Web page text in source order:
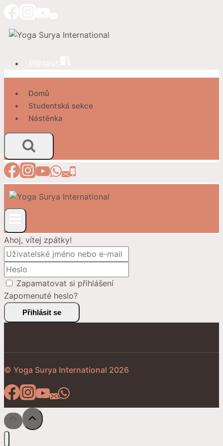
obsah
Domů
Studentská sekce
Nástěnka
Ahoj, vítej zpátky!
Zapamatovat si přihlášení
Zapomenuté heslo?
Přihlásit se
© Yoga Surya International 2026